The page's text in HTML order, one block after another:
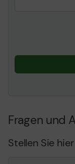
Fragen und
Stellen Sie